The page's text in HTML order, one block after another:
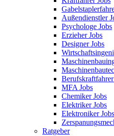
Außendienstler
Psychologe Jobs
Erzieher Jobs
Designer Jobs
MFA Jobs
Chemiker Jobs
Elektriker Jobs
Elektroniker Jobs
Ratgeber